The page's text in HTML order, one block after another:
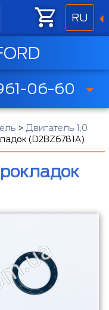
RU
06-60
> Двигатель 1,0
(D2BZ6781A)